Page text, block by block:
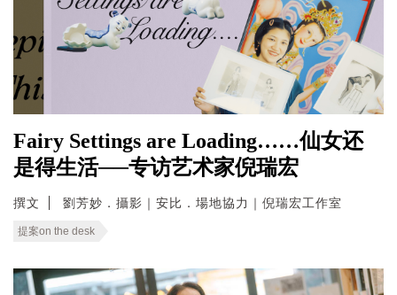
Fairy Settings are Loading……仙女还
是得生活──专访艺术家倪瑞宏
撰文 劉芳妙．攝影｜安比．場地協力｜倪瑞宏工作室
提案on the desk